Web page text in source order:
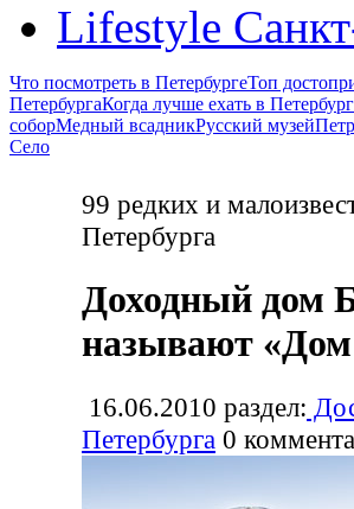
Lifestyle
Что посмотреть в ПетербургеТоп
ПетербургаКогда лучше ехать в Петербург
соборМедный всадникРусский музей
Село
99 редких и
Петербурга
Доходный дом
называют «Дом
16.06.2010 раздел:
Петербурга 0